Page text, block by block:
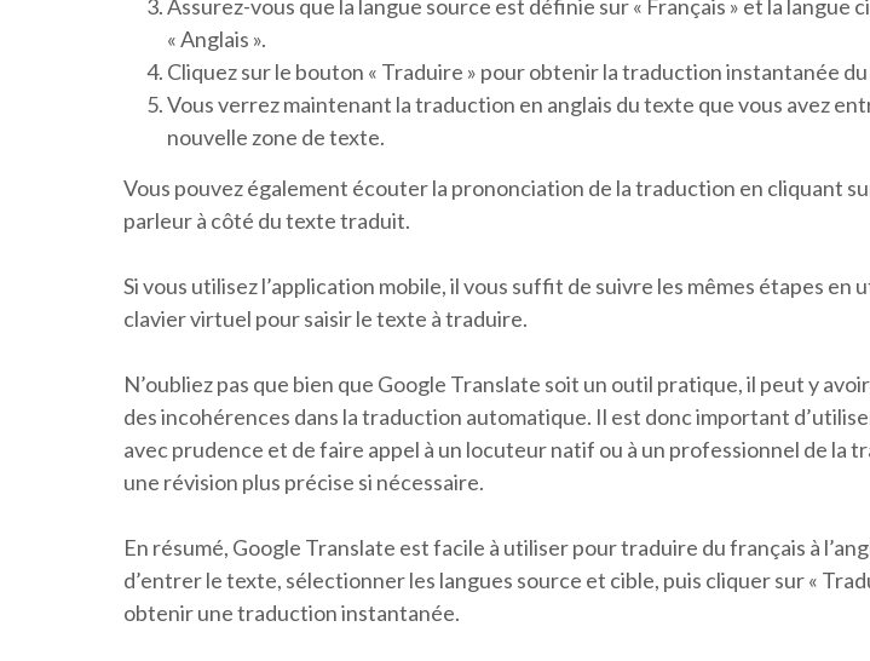
Assurez-vous que la langue source est définie sur « Français » et la langue
« Anglais ».
Cliquez sur le bouton « Traduire » pour obtenir la traduction instantanée
Vous verrez maintenant la traduction en anglais du texte que vous avez
nouvelle zone de texte.
Vous pouvez également écouter la prononciation de la traduction en cliquant
parleur à côté du texte traduit.
Si vous utilisez l’application mobile, il vous suffit de suivre les mêmes étapes en
clavier virtuel pour saisir le texte à traduire.
N’oubliez pas que bien que Google Translate soit un outil pratique, il peut y
des incohérences dans la traduction automatique. Il est donc important
avec prudence et de faire appel à un locuteur natif ou à un professionnel de la
une révision plus précise si nécessaire.
En résumé, Google Translate est facile à utiliser pour traduire du français à
d’entrer le texte, sélectionner les langues source et cible, puis cliquer sur «
obtenir une traduction instantanée.